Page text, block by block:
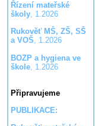
Řízení mateřské
školy, 1.2026
Rukověť MŠ, ZŠ, SŠ
a VOŠ, 1.2026
BOZP a hygiena ve
škole, 1.2026
Připravujeme
PUBLIKACE: